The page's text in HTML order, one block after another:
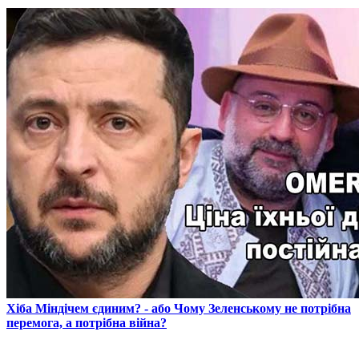
​Хіба Міндічем єдиним? - або Чому Зеленському не потрібна
перемога, а потрібна війна?